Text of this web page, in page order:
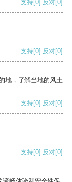
支持[0] 反对[0]
支持[0] 反对[0]
地，了解当地的风土
支持[0] 反对[0]
支持[0] 反对[0]